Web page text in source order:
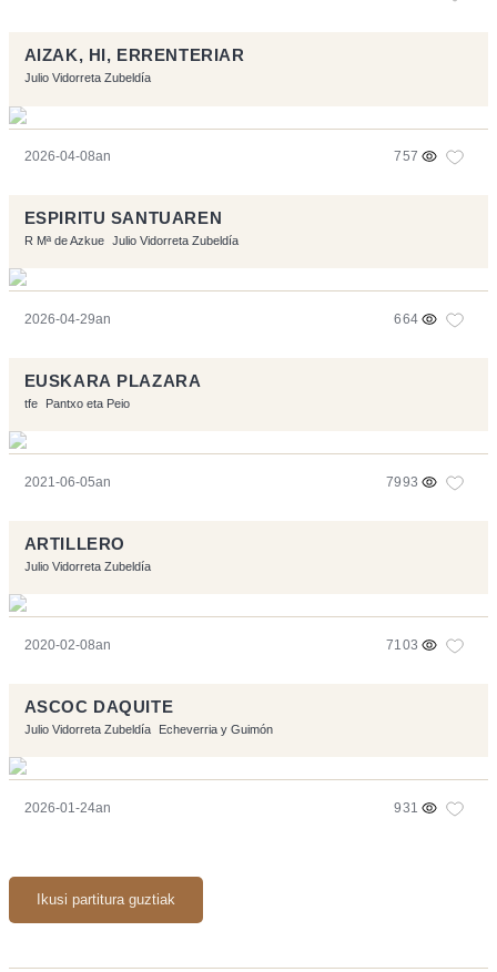
AIZAK, HI, ERRENTERIAR
Julio Vidorreta Zubeldía
2026-04-08an 757
ESPIRITU SANTUAREN
R Mª de Azkue Julio Vidorreta Zubeldía
2026-04-29an 664
EUSKARA PLAZARA
tfe Pantxo eta Peio
2021-06-05an 7993
ARTILLERO
Julio Vidorreta Zubeldía
2020-02-08an 7103
ASCOC DAQUITE
Julio Vidorreta Zubeldía Echeverria y Guimón
2026-01-24an 931
Ikusi partitura guztiak